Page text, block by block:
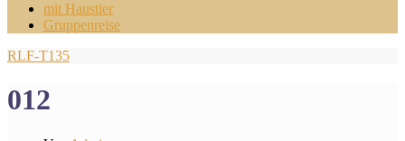
mit Haustier
Gruppenreise
RLF-T135
012